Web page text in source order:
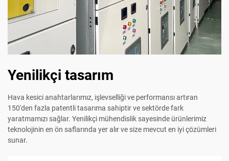
Yenilikçi tasarım
Hava kesici anahtarlarımız, işlevselliği ve performansı artıran
150'den fazla patentli tasarıma sahiptir ve sektörde fark
yaratmamızı sağlar. Yenilikçi mühendislik sayesinde ürünlerimiz
teknolojinin en ön saflarında yer alır ve size mevcut en iyi çözümleri
sunar.